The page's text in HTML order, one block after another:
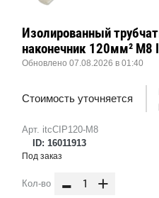
Арт. itcCIP120-M8
ID: 16011913
Изолированный
наконечник 120мм² M8
Обновлено 07.08.2026 в 01:40
Стоимость уточняется
Под заказ
Кол-во - +